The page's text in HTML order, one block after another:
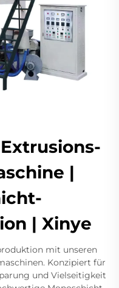
|
| Xinye
mit unseren
Konzipiert für
und Vielseitigkeit